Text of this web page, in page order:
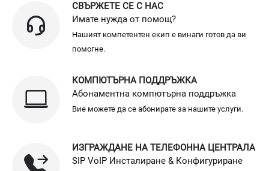
СВЪРЖЕТЕ СЕ С НАС
Имате нужда от помощ?
Нашият компетентен екип е винаги готов да ви
помогне.
КОМПЮТЪРНА ПОДДРЪЖКА
Абонаментна компютърна поддръжка
Вие можете да се абонирате за нашите услуги.
ИЗГРАЖДАНЕ НА ТЕЛЕФОННА ЦЕНТРАЛА
SIP VoIP Инсталиране & Конфигуриране